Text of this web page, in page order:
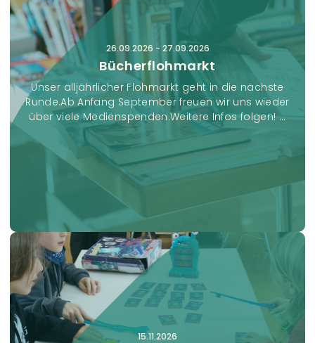
s
t
a
l
t
u
26.09.2026 - 27.09.2026
Bücherflohmarkt
Unser alljährlicher Flohmarkt geht in die nächste
Runde.Ab Anfang September freuen wir uns wieder
über viele Medienspenden.Weitere Infos folgen! ...
15.11.2026